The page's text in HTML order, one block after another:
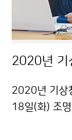
2020년 기
2020년 기상
18일(화) 조